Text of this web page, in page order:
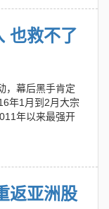
也救不了
，幕后黑手肯定
年1月到2月大宗
年以来最强开
返亚洲股